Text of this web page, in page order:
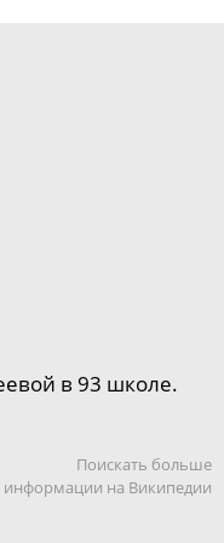
в 93 школе.
Поискать больше
информации на Википедии